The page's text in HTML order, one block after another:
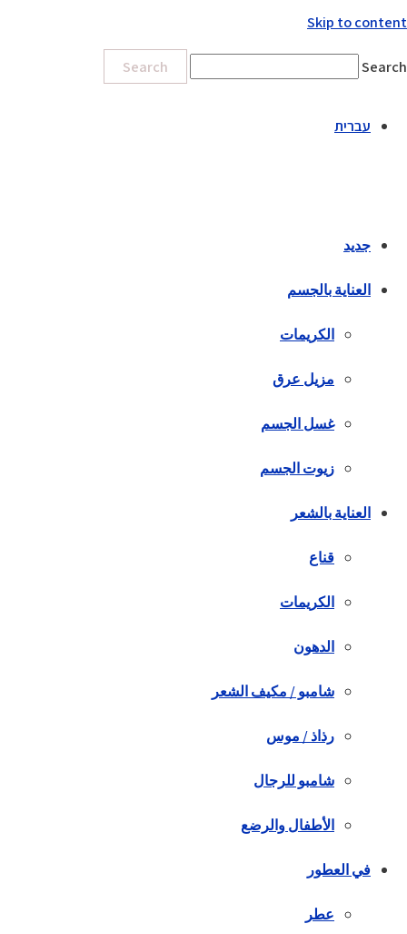
Skip to content
Search
Search
עברית
جديد
العناية بالجسم
الكريمات
مزيل عرق
غسل الجسم
زيوت الجسم
العناية بالشعر
قناع
الكريمات
الدهون
شامبو / مكيف الشعر
رذاذ / موس
شامبو للرجال
الأطفال والرضع
في العطور
عطر